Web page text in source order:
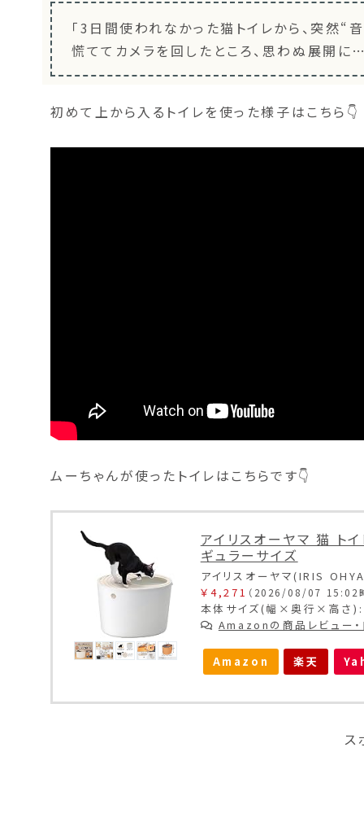
「3日間使われなかった猫トイレから、突然“
慌ててカメラを回したところ、思わぬ展開に
初めて上から入るトイレを使った様子はこちら👇
ムーちゃんが使ったトイレはこちらです👇
アイリスオーヤマ 猫 ト
ギュラーサイズ
アイリスオーヤマ(IRIS
￥4,271 （2026/08/07 15:02
本体サイズ(幅×奥行×高
Amazonの商品レビュー
Amazon 楽天
ス